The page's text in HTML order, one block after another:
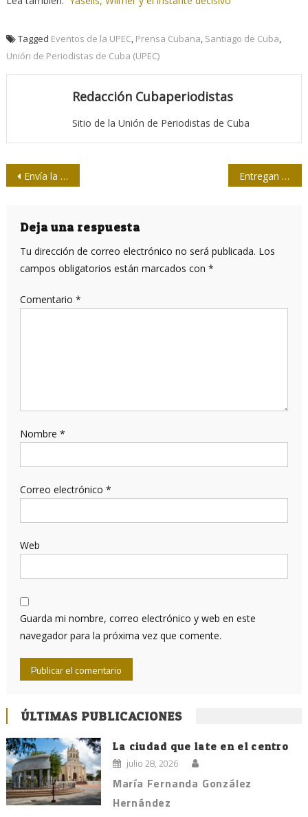
Tagged Eventos de la UPEC, Prensa Cubana, Santiago de Cuba,
Unión de Periodistas de Cuba (UPEC)
Redacción Cubaperiodistas
Sitio de la Unión de Periodistas de Cuba
Navegación
entradas
Envía la UPEC mensaje de condolencia a La Jornada por asesinato de Miroslava Breach Entregan Premio Nacional de Cine 2017
Deja una respuesta
Tu dirección de correo electrónico no será publicada. Los
campos obligatorios están marcados con *
Comentario *
Nombre *
Correo electrónico *
Web
Guarda mi nombre, correo electrónico y web en este
navegador para la próxima vez que comente.
ÚLTIMAS PUBLICACIONES
La ciudad que late en el centro
julio 28, 2026
María Fernanda González
Hernández